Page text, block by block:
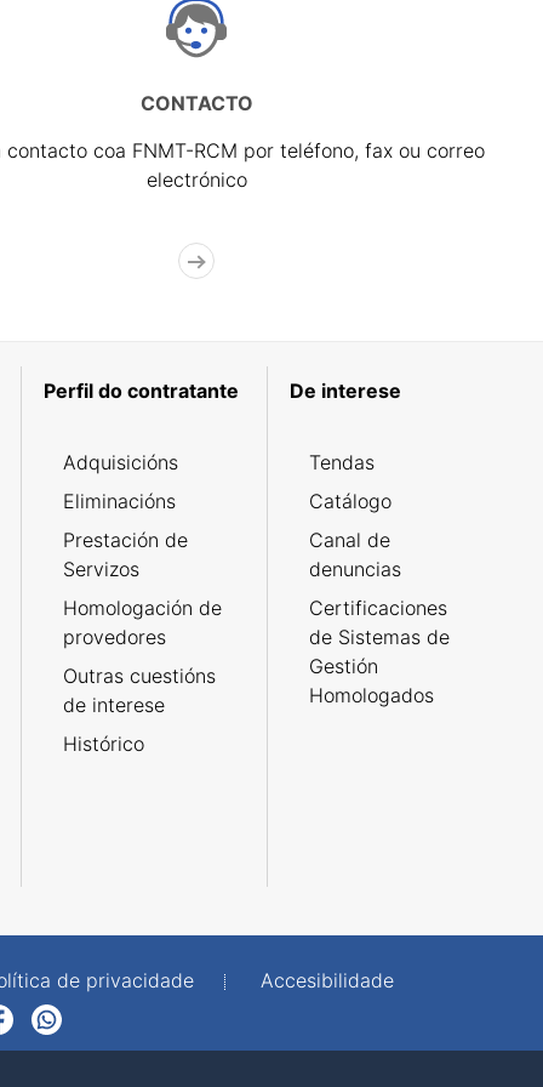
CONTACTO
contacto coa FNMT-RCM por teléfono, fax ou correo
electrónico
Perfil do contratante
Adquisicións
Eliminacións
Prestación de
Servizos
Homologación de
provedores
Outras cuestións
de interese
Histórico
De interese
Tendas
Catálogo
Canal de
denuncias
Certificaciones
de Sistemas de
Gestión
Homologados
de privacidade
Accesibilidade